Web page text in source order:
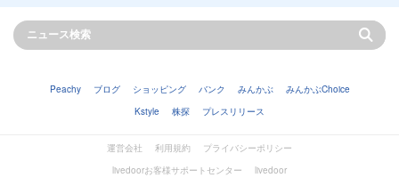
Peachy ブログ ショッピング バンク みんかぶ
みんかぶChoice
Kstyle
株探 プレスリリース
運営会社 利用規約
プライバシーポリシー
livedoorお客様サポートセンター
livedoor